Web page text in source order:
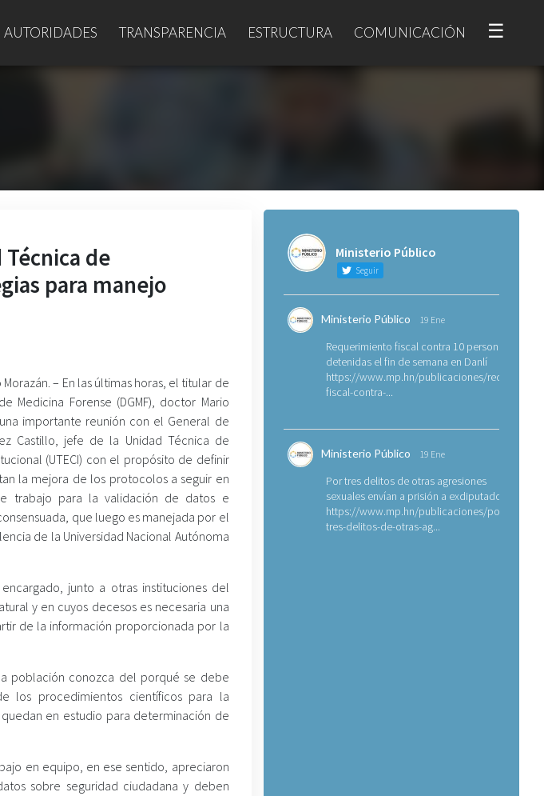
AUTORIDADES TRANSPARENCIA ESTRUCTURA COMUNICACIÓN ☰
de
para manejo
– En las últimas horas, el titular de
Medicina Forense (DGMF), doctor Mario
importante reunión con el General de
Castillo, jefe de la Unidad Técnica de
(UTECI) con el propósito de definir
la mejora de los protocolos a seguir en
trabajo para la validación de datos e
que luego es manejada por el
de la Universidad Nacional Autónoma
junto a otras instituciones del
y en cuyos decesos es necesaria una
de la información proporcionada por la
población conozca del porqué se debe
los procedimientos científicos para la
en estudio para determinación de
en equipo, en ese sentido, apreciaron
sobre seguridad ciudadana y deben
Ministerio Público
Seguir
Ministerio Público 19 Ene
Requerimiento fiscal contra 10 personas
detenidas el fin de semana en Danlí
https://www.mp.hn/publicaciones/
fiscal-contra-...
Ministerio Público 19 Ene
Por tres delitos de otras agresiones
sexuales envían a prisión a exdiputado
https://www.mp.hn/publicaciones/por-
tres-delitos-de-otras-ag...